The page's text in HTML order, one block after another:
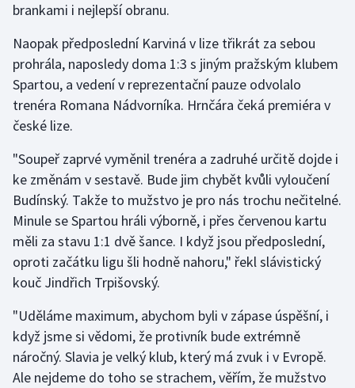
Judo
Krasobruslení
Lyže a snowboard
Moderní pětiboj
Motorsport
Olympijské hry
Parasport
Plavání
brankami i nejlepší obranu.
Naopak předposlední Karviná v lize třikrát za sebou
prohrála, naposledy doma 1:3 s jiným pražským klubem
Spartou, a vedení v reprezentační pauze odvolalo
trenéra Romana Nádvorníka. Hrnčára čeká premiéra v
české lize.
"Soupeř zaprvé vyměnil trenéra a zadruhé určitě dojde i
ke změnám v sestavě. Bude jim chybět kvůli vyloučení
Budínský. Takže to mužstvo je pro nás trochu nečitelné.
Minule se Spartou hráli výborně, i přes červenou kartu
měli za stavu 1:1 dvě šance. I když jsou předposlední,
oproti začátku ligu šli hodně nahoru," řekl slávistický
kouč Jindřich Trpišovský.
"Uděláme maximum, abychom byli v zápase úspěšní, i
když jsme si vědomi, že protivník bude extrémně
náročný. Slavia je velký klub, který má zvuk i v Evropě.
Ale nejdeme do toho se strachem, věřím, že mužstvo